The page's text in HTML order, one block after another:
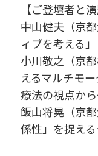
【ご登壇者と演
中山健夫（京
ィブを考える」
小川敬之（京
えるマルチモ
療法の視点から
飯山将晃（京
係性」を捉える